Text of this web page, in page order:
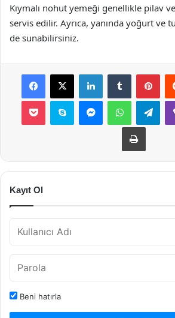
Kıymalı nohut yemeği genellikle pilav
servis edilir. Ayrıca, yanında yoğurt ve
de sunabilirsiniz.
Facebook
X LinkedInTumblr
Pocket Skype MessengerWhatsApp
Yazdır
Kayıt Ol
Beni hatırla